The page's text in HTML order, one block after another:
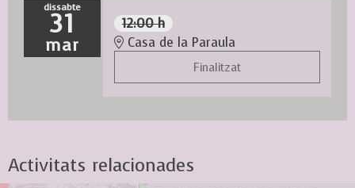
dissabte
31
mar
12:00 h
Casa de la Paraula
Finalitzat
Activitats relacionades